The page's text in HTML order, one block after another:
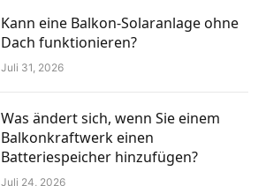
Kann eine Balkon-Solaranlage ohne
Dach funktionieren?
Juli 31, 2026
Was ändert sich, wenn Sie einem
Balkonkraftwerk einen
Batteriespeicher hinzufügen?
Juli 24, 2026